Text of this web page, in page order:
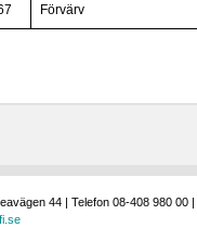
Förvärv
44 | Telefon 08-408 980 00 |